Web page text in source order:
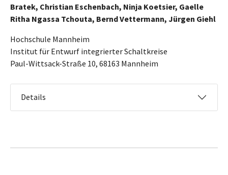
Bratek, Christian Eschenbach, Ninja Koetsier, Gaelle
Ritha Ngassa Tchouta, Bernd Vettermann, Jürgen Giehl
Hochschule Mannheim
Institut für Entwurf integrierter Schaltkreise
Paul-Wittsack-Straße 10, 68163 Mannheim
Details